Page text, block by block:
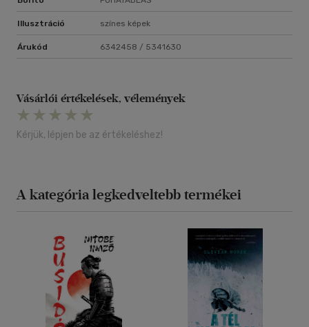
Illusztráció színes képek
Árukód 6342458 / 5341630
Vásárlói értékelések, vélemények
Kérjük, lépjen be az értékeléshez!
A kategória legkedveltebb termékei